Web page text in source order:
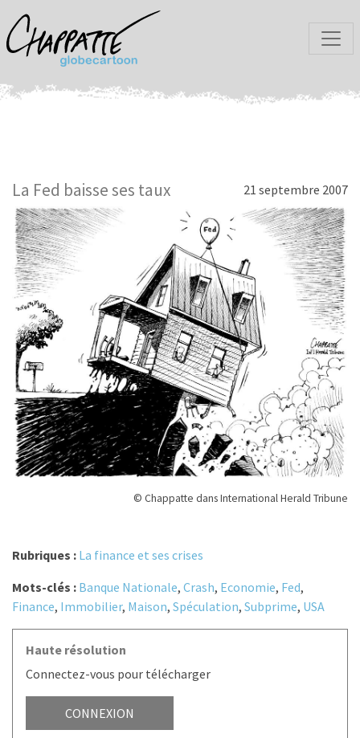
La Fed baisse ses taux 21 septembre 2007
© Chappatte dans International Herald Tribune
Rubriques : La finance et ses crises
Mots-clés : Banque Nationale, Crash, Economie, Fed,
Finance, Immobilier, Maison, Spéculation, Subprime, USA
Haute résolution
Connectez-vous pour télécharger
CONNEXION